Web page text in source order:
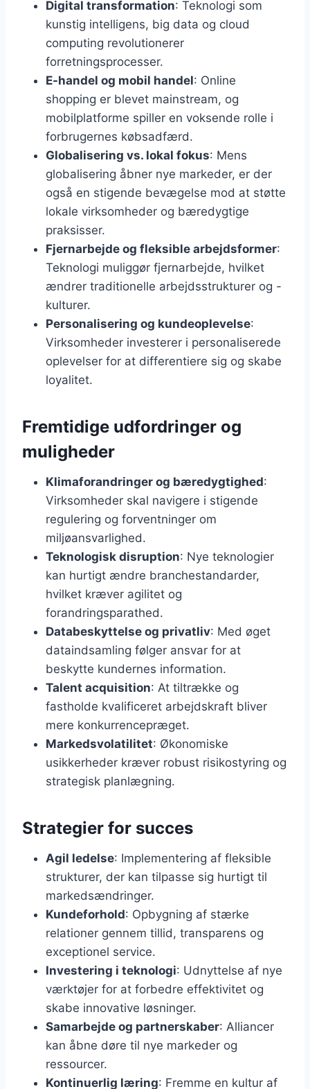
Digital transformation: Teknologi som
kunstig intelligens, big data og cloud
computing revolutionerer
forretningsprocesser.
E-handel og mobil handel: Online
shopping er blevet mainstream, og
mobilplatforme spiller en voksende rolle i
forbrugernes købsadfærd.
Globalisering vs. lokal fokus: Mens
globalisering åbner nye markeder, er der
også en stigende bevægelse mod at støtte
lokale virksomheder og bæredygtige
praksisser.
Fjernarbejde og fleksible arbejdsformer:
Teknologi muliggør fjernarbejde, hvilket
ændrer traditionelle arbejdsstrukturer og -
kulturer.
Personalisering og kundeoplevelse:
Virksomheder investerer i personaliserede
oplevelser for at differentiere sig og skabe
loyalitet.
Fremtidige udfordringer og
muligheder
Klimaforandringer og bæredygtighed:
Virksomheder skal navigere i stigende
regulering og forventninger om
miljøansvarlighed.
Teknologisk disruption: Nye teknologier
kan hurtigt ændre branchestandarder,
hvilket kræver agilitet og
forandringsparathed.
Databeskyttelse og privatliv: Med øget
dataindsamling følger ansvar for at
beskytte kundernes information.
Talent acquisition: At tiltrække og
fastholde kvalificeret arbejdskraft bliver
mere konkurrencepræget.
Markedsvolatilitet: Økonomiske
usikkerheder kræver robust risikostyring og
strategisk planlægning.
Strategier for succes
Agil ledelse: Implementering af fleksible
strukturer, der kan tilpasse sig hurtigt til
markedsændringer.
Kundeforhold: Opbygning af stærke
relationer gennem tillid, transparens og
exceptionel service.
Investering i teknologi: Udnyttelse af nye
værktøjer for at forbedre effektivitet og
skabe innovative løsninger.
Samarbejde og partnerskaber: Alliancer
kan åbne døre til nye markeder og
ressourcer.
Kontinuerlig læring: Fremme en kultur af